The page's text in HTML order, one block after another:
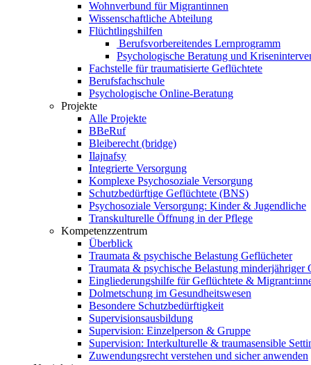
Wohnverbund für Migrantinnen
Wissenschaftliche Abteilung
Flüchtlingshilfen
Berufsvorbereitendes Lernprogramm
Psychologische Beratung und
Fachstelle für traumatisierte Geflüchtete
Berufsfachschule
Psychologische Online-Beratung
Projekte
Alle Projekte
BBeRuf
Bleiberecht (bridge)
Ilajnafsy
Integrierte Versorgung
Komplexe Psychosoziale Versorgung
Schutzbedürftige Geflüchtete (BNS)
Psychosoziale Versorgung: Kinder & Jugendliche
Transkulturelle Öffnung in der Pflege
Kompetenzzentrum
Überblick
Traumata & psychische Belastung Geflücheter
Traumata & psychische Belastung minderjähriger
Eingliederungshilfe für Geflüchtete &
Dolmetschung im Gesundheitswesen
Besondere Schutzbedürftigkeit
Supervisionsausbildung
Supervision: Einzelperson & Gruppe
Supervision: Interkulturelle & traumasensible
Zuwendungsrecht verstehen und sicher anwenden